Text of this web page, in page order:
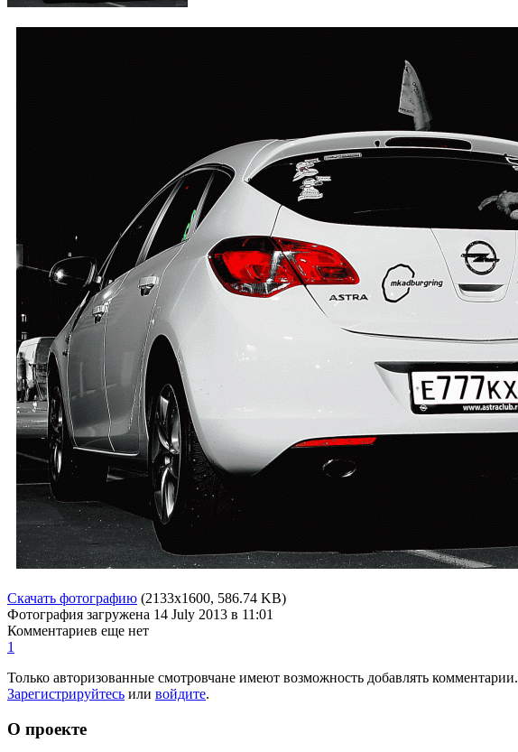
Скачать фотографию (2133x1600, 586.74 KB)
Фотография загружена 14 July 2013 в 11:01
Комментариев еще нет
1
Только авторизованные смотровчане имеют возможность добавлять комментарии.
Зарегистрируйтесь или войдите.
О проекте